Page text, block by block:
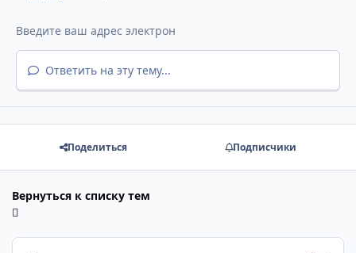
Ответить на эту тему...
Поделиться Подписчики
Вернуться к списку тем